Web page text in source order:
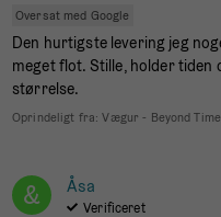
Oversat med Google
Den hurtigste levering jeg
meget flot. Stille, holder tiden
størrelse.
Oprindeligt fra:Vægur - Beyond
& Åsa
Verificeret